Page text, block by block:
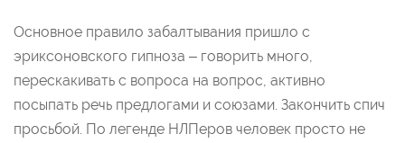
Основное правило забалтывания пришло с
эриксоновского гипноза – говорить много,
перескакивать с вопроса на вопрос, активно
посыпать речь предлогами и союзами. Закончить спич
просьбой. По легенде НЛПеров человек просто не